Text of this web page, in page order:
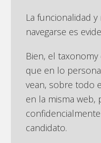
La funcionalidad
navegarse es
Bien, el
que en lo
vean, sobre todo
en la misma web,
candidato.